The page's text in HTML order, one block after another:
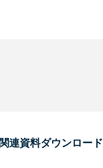
連資料ダウンロード